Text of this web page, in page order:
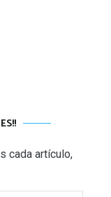
cada artículo,